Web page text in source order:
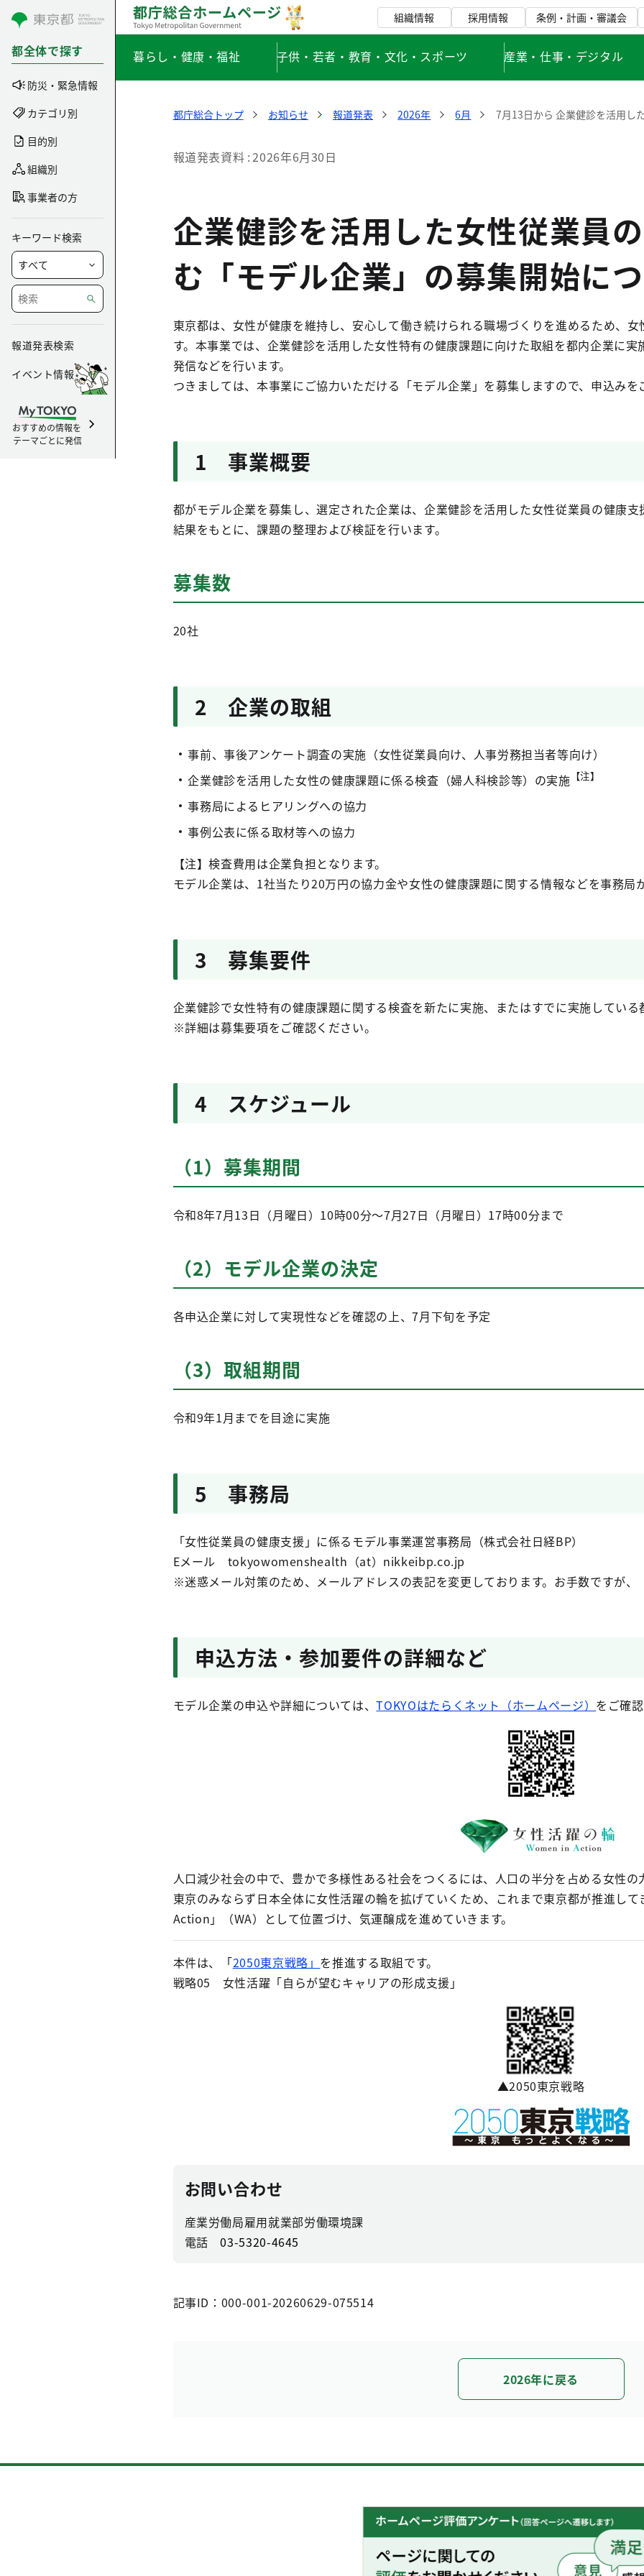
コンテンツにスキップ
都全体で探す
防災・緊急情報
カテゴリ別
目的別
組織別
事業者の方
キーワード検索
報道発表検索
イベント情報
おすすめの情報を
テーマごとに発信
組織情報 採用情報 条例・計画・審議会
暮らし・健康・福祉 子供・若者・教育・文化・スポーツ 産業・仕事・デジタル
都庁総合トップ お知らせ 報道発表 2026年 6月 7月13日から 企業健診を活用し
報道発表資料 2026年6月30日
企業健診を活用した女性従業員
む「モデル企業」の募集開始に
東京都は、女性が健康を維持し、安心して働き続けられる職場づくりを進めるため、
す。本事業では、企業健診を活用した女性特有の健康課題に向けた取組を都内企業に
発信などを行います。
つきましては、本事業にご協力いただける「モデル企業」を募集しますので、申込みを
1 事業概要
都がモデル企業を募集し、選定された企業は、企業健診を活用した女性従業員の健康
結果をもとに、課題の整理および検証を行います。
募集数
20社
2 企業の取組
事前、事後アンケート調査の実施（女性従業員向け、人事労務担当者等向け）
企業健診を活用した女性の健康課題に係る検査（婦人科検診等）の実施 【注】
事務局によるヒアリングへの協力
事例公表に係る取材等への協力
【注】検査費用は企業負担となります。
モデル企業は、1社当たり20万円の協力金や女性の健康課題に関する情報などを事務局
3 募集要件
企業健診で女性特有の健康課題に関する検査を新たに実施、またはすでに実施している
※詳細は募集要項をご確認ください。
4 スケジュール
（1）募集期間
令和8年7月13日（月曜日）10時00分～7月27日（月曜日）17時00分まで
（2）モデル企業の決定
各申込企業に対して実現性などを確認の上、7月下旬を予定
（3）取組期間
令和9年1月までを目途に実施
5 事務局
「女性従業員の健康支援」に係るモデル事業運営事務局（株式会社日経BP）
Eメール tokyowomenshealth（at）nikkeibp.co.jp
※迷惑メール対策のため、メールアドレスの表記を変更しております。お手数ですが、
申込方法・参加要件の詳細など
モデル企業の申込や詳細については、TOKYOはたらくネット（ホームページ） をご確
人口減少社会の中で、豊かで多様性ある社会をつくるには、人口の半分を占める女性の
東京のみならず日本全体に女性活躍の輪を拡げていくため、これまで東京都が推進し
Action」（WA）として位置づけ、気運醸成を進めていきます。
本件は、「2050東京戦略」 を推進する取組です。
戦略05 女性活躍「自らが望むキャリアの形成支援」
▲2050東京戦略
お問い合わせ
産業労働局雇用就業部労働環境課
電話03-5320-4645
記事ID：000-001-20260629-075514
2026年に戻る